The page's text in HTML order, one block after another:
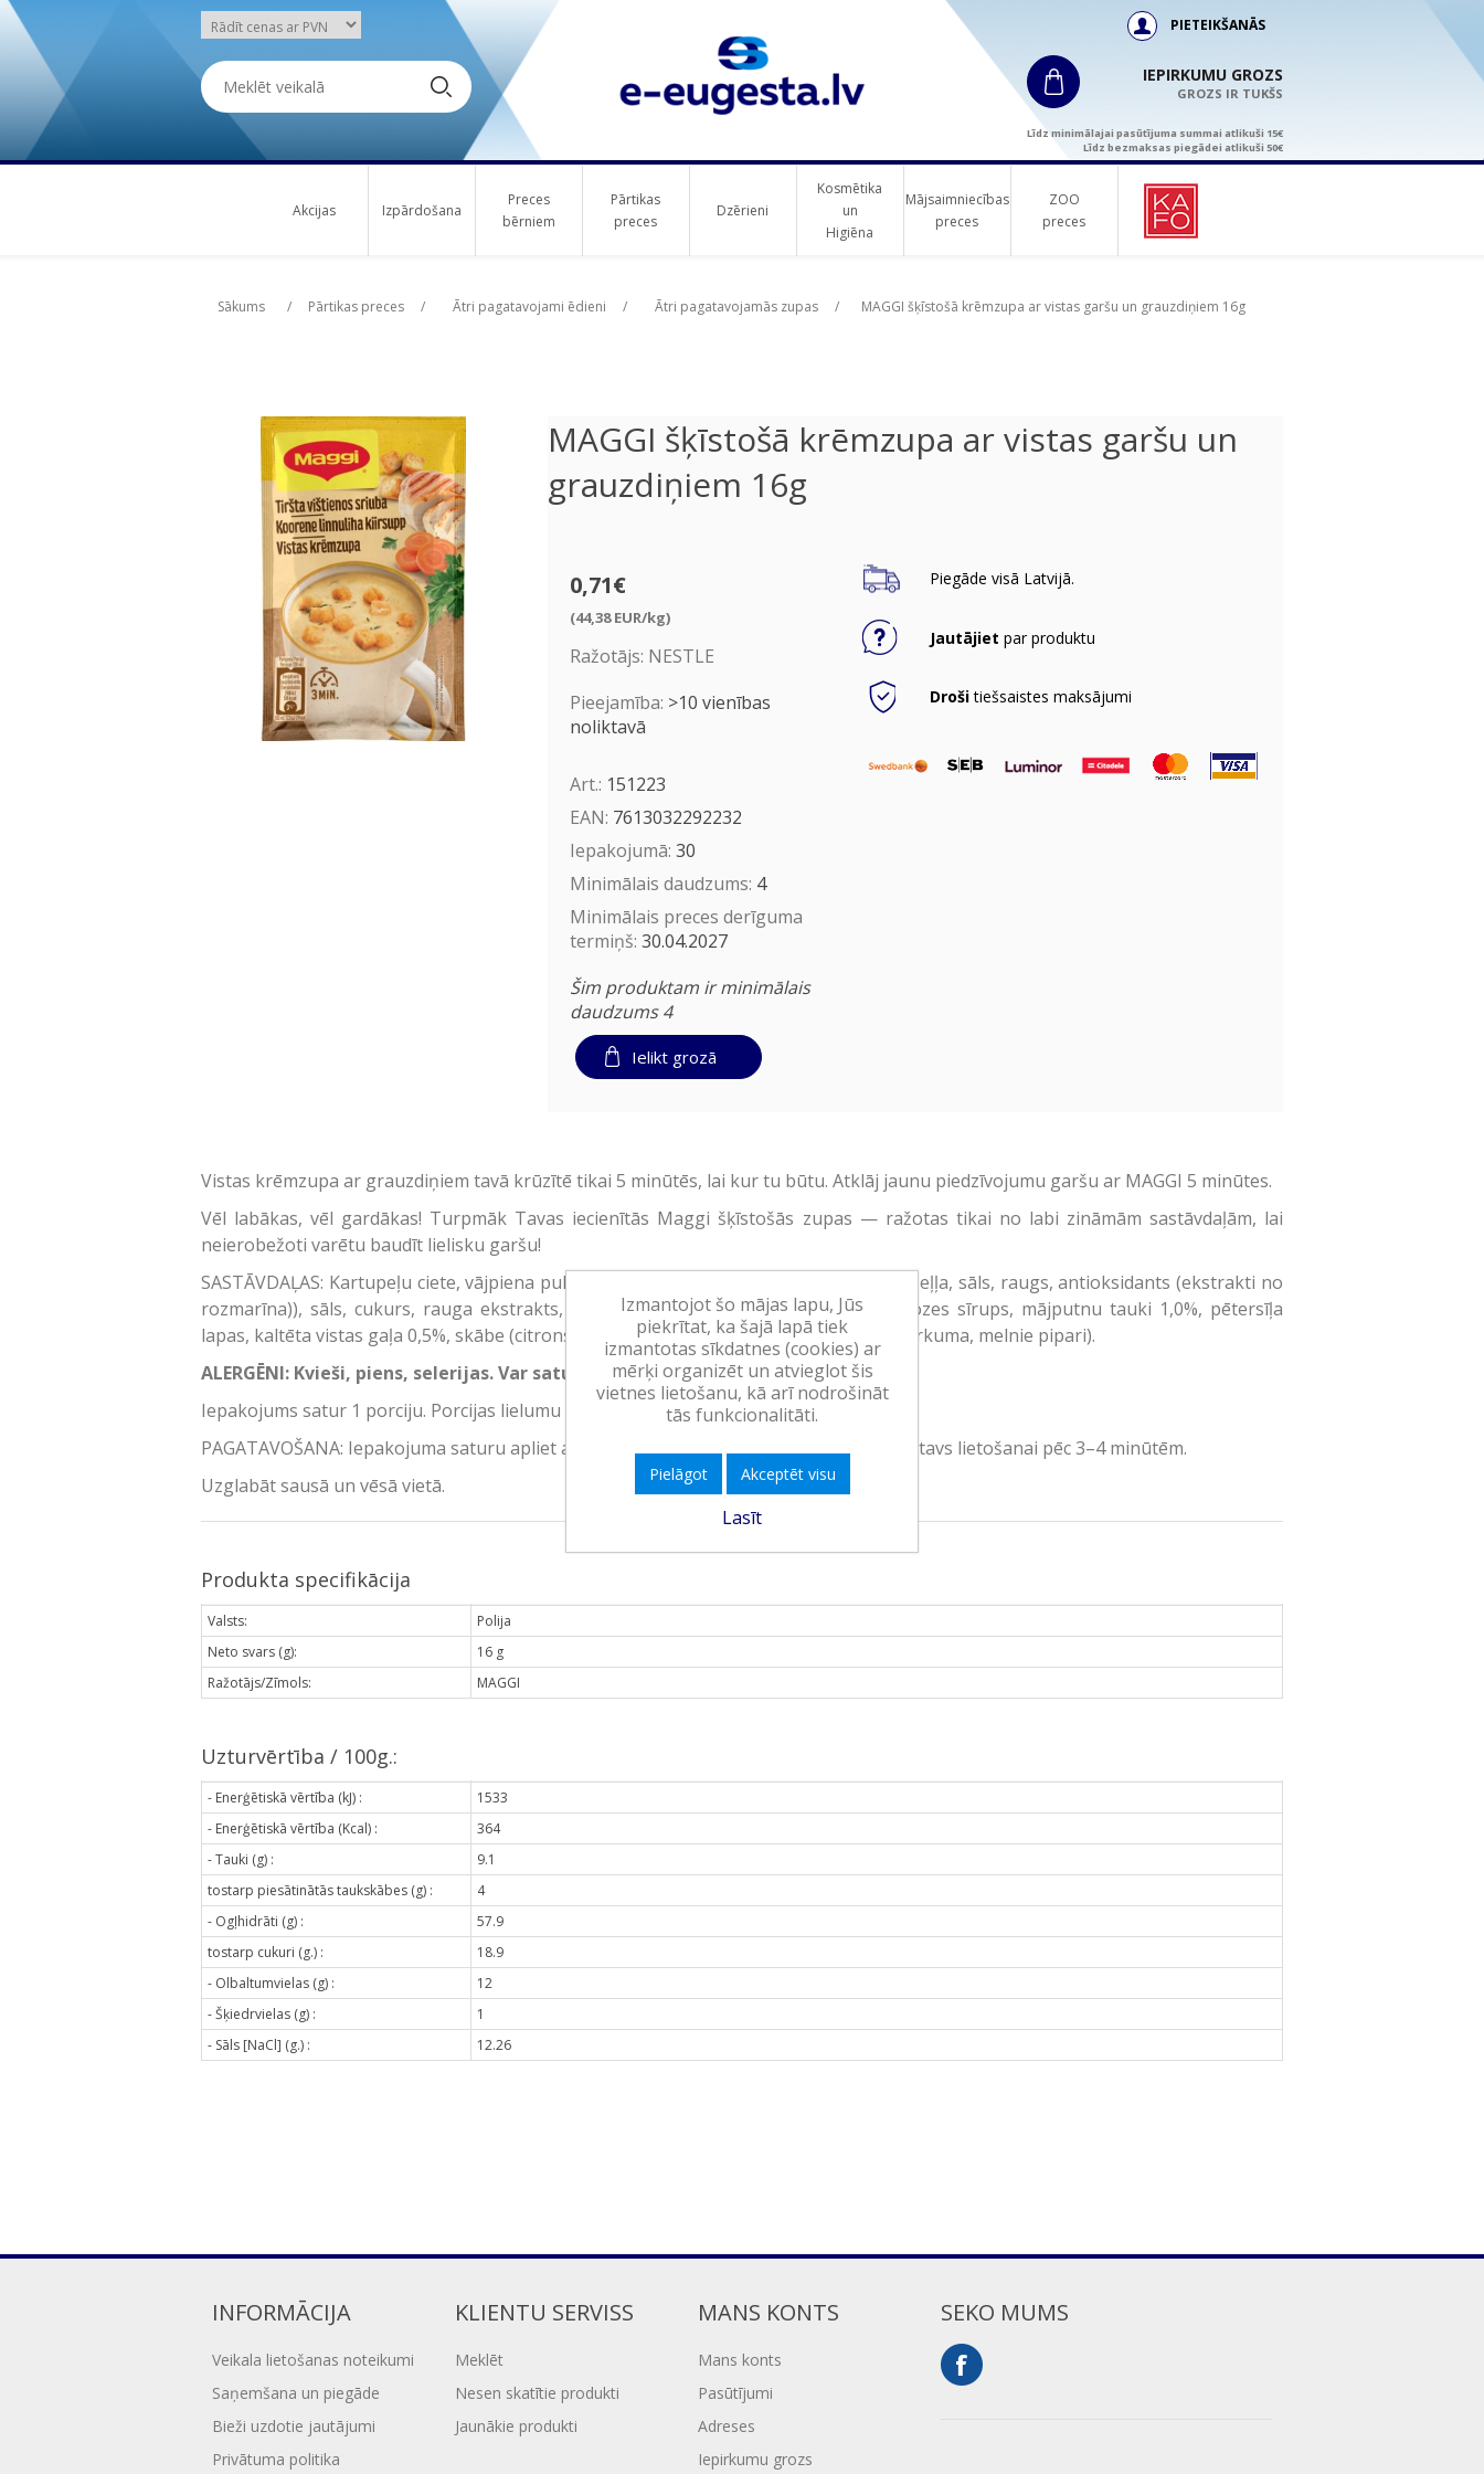
PIETEIKŠANĀS
IEPIRKUMU GROZS
GROZS IR TUKŠS
Līdz minimālajai pasūtījuma summai atlikuši 15€
Līdz bezmaksas piegādei atlikuši 50€
Akcijas Izpārdošana
Preces
bērniem
Pārtikas
preces
Dzērieni
Kosmētika
un
Higiēna
Mājsaimniecības
preces
ZOO
preces
Sākums / Pārtikas preces / Ātri pagatavojami ēdieni / Ātri pagatavojamās zupas / MAGGI šķīstošā krēmzupa ar vistas garšu un grauzdiņiem 16g
MAGGI šķīstošā krēmzupa ar vistas garšu un
grauzdiņiem 16g
0,71€
(44,38 EUR/kg)
Ražotājs: NESTLE
Pieejamība: >10 vienības
noliktavā
Art.: 151223
EAN: 7613032292232
Iepakojumā: 30
Minimālais daudzums: 4
Minimālais preces derīguma
termiņš: 30.04.2027
Šim produktam ir minimālais
daudzums 4
Ielikt grozā
Piegāde visā Latvijā.
Jautājiet par produktu
Drošitiešsaistes maksājumi
Vistas krēmzupa ar grauzdiņiem tavā krūzītē tikai 5 minūtēs, lai kur tu būtu. Atklāj jaunu piedzīvojumu garšu ar MAGGI 5 minūtes.
Vēl labākas, vēl gardākas! Turpmāk Tavas iecienītās Maggi šķīstošās zupas — ražotas tikai no labi zināmām sastāvdaļām, lai
neierobežoti varētu baudīt lielisku garšu!
SASTĀVDAĻAS: Kartupeļu ciete, vājpiena pulveris, grauzdiņi 18,7% (kviešu milti, palmu eļļa, sāls, raugs, antioksidants (ekstrakti no
rozmarīna)), sāls, cukurs, rauga ekstrakts, aromatizētāji (ar selerijām), sausais glikozes sīrups, mājputnu tauki 1,0%, pētersīļa
lapas, kaltēta vistas gaļa 0,5%, skābe (citronskābe), kaltēti burkāni 0,4%, garšvielas (kurkuma, melnie pipari).
ALERGĒNI: Kvieši, piens, selerijas. Var saturēt olas, soju un sinepes.
Iepakojums satur 1 porciju. Porcijas lielumu piemērojiet atbilstoši bērna vecumam.
PAGATAVOŠANA: Iepakojuma saturu apliet ar 200 ml vāroša ūdens, kārtīgi samaisīt. Gatavs lietošanai pēc 3–4 minūtēm.
Uzglabāt sausā un vēsā vietā.
Produkta specifikācija
Valsts:
Polija
Neto svars (g):
16 g
Ražotājs/Zīmols:
MAGGI
Uzturvērtība / 100g.:
- Enerģētiskā vērtība (kJ) :
1533
- Enerģētiskā vērtība (Kcal) :
364
- Tauki (g) :
9.1
tostarp piesātinātās taukskābes (g) :
4
- Ogļhidrāti (g) :
57.9
tostarp cukuri (g.) :
18.9
- Olbaltumvielas (g) :
12
- Šķiedrvielas (g) :
1
- Sāls [NaCl] (g.) :
12.26
INFORMĀCIJA
Veikala lietošanas noteikumi
Saņemšana un piegāde
Bieži uzdotie jautājumi
Privātuma politika
KLIENTU SERVISS
Meklēt
Nesen skatītie produkti
Jaunākie produkti
MANS KONTS
Mans konts
Pasūtījumi
Adreses
Iepirkumu grozs
SEKO MUMS
Izmantojot šo mājas lapu, Jūs
piekrītat, ka šajā lapā tiek
izmantotas sīkdatnes (cookies) ar
mērķi organizēt un atvieglot šis
vietnes lietošanu, kā arī nodrošināt
tās funkcionalitāti.
Pielāgot Akceptēt visu
Lasīt